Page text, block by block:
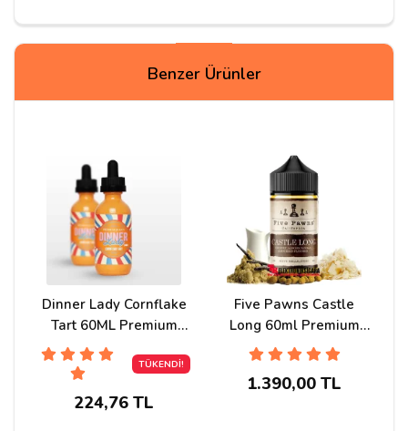
Açıkçası teredüt ederek seçtiğim bir likitti kiraz ve
tütün tadını seven biri olarak tercih ettim 12mg mtl tip
atomizerde tam yeterli hissi vermemiş olsada tadı çok
iyi gerçekten, bu siteden 5. Siparişim ve yine 1 günde
teslim ve sorunsuz orjinal ürünlerle memnun kaldım,
Teşekkürler.
smok mag kit ile birlikte aldım hem duman hem aroma
perfomansını çok yoğun alıyorum likit efsane çıktı
Benzer Ürünler
Dinner Lady Cornflake
Tart 60ML Premium
Likit
TÜKENDİ!
224,76 TL
Five Pawns Castle
Long 60ml Premium
Likit
1.390,00 TL